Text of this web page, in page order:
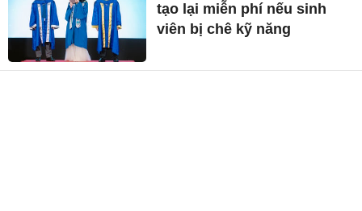
tạo lại miễn phí nếu sinh
viên bị chê kỹ năng